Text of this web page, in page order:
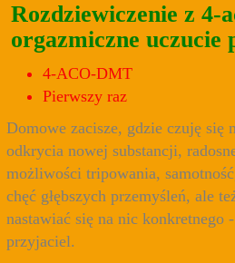
Rozdziewiczenie z 4-
orgazmiczne uczucie
4-ACO-DMT
Pierwszy raz
Domowe zacisze, gdzie czuję się
odkrycia nowej substancji,
możliwości tripowania,
chęć głębszych przemyśleń, ale
nastawiać się na nic konkretnego
przyjaciel.